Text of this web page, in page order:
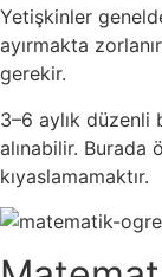
Yetişkinler
ayırmakta
gerekir.
3–6 aylık
alınabilir. Burada
kıyaslamamaktır.